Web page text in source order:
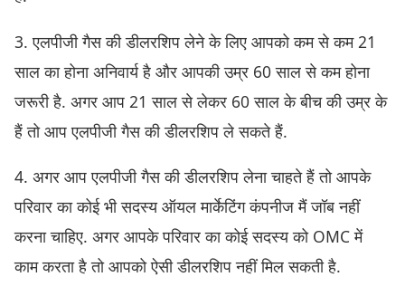
3. एलपीजी गैस की डीलरशिप लेने के लिए आपको कम से कम 21
साल का होना अनिवार्य है और आपकी उम्र 60 साल से कम होना
जरूरी है. अगर आप 21 साल से लेकर 60 साल के बीच की उम्र के
हैं तो आप एलपीजी गैस की डीलरशिप ले सकते हैं.
4. अगर आप एलपीजी गैस की डीलरशिप लेना चाहते हैं तो आपके
परिवार का कोई भी सदस्य ऑयल मार्केटिंग कंपनीज मैं जॉब नहीं
करना चाहिए. अगर आपके परिवार का कोई सदस्य को OMC में
काम करता है तो आपको ऐसी डीलरशिप नहीं मिल सकती है.